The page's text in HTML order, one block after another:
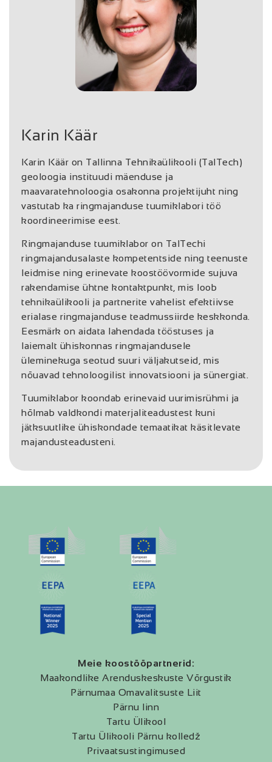
Karin Käär
Karin Käär on Tallinna Tehnikaülikooli (TalTech)
geoloogia instituudi mäenduse ja
maavaratehnoloogia osakonna projektijuht ning
vastutab ka ringmajanduse tuumiklabori töö
koordineerimise eest.
Ringmajanduse tuumiklabor on TalTechi
ringmajandusalaste kompetentside ning teenuste
leidmise ning erinevate koostöövormide sujuva
rakendamise ühtne kontaktpunkt, mis loob
tehnikaülikooli ja partnerite vahelist efektiivse
erialase ringmajanduse teadmussiirde keskkonda.
Eesmärk on aidata lahendada tööstuses ja
laiemalt ühiskonnas ringmajandusele
üleminekuga seotud suuri väljakutseid, mis
nõuavad tehnoloogilist innovatsiooni ja sünergiat.
Tuumiklabor koondab erinevaid uurimisrühmi ja
hõlmab valdkondi materjaliteadustest kuni
jätksuutlike ühiskondade temaatikat käsitlevate
majandusteadusteni.
Meie koostööpartnerid:
Maakondlike Arenduskeskuste Võrgustik
Pärnumaa Omavalitsuste Liit
Pärnu linn
Tartu Ülikool
Tartu Ülikooli Pärnu kolledž
Privaatsustingimused